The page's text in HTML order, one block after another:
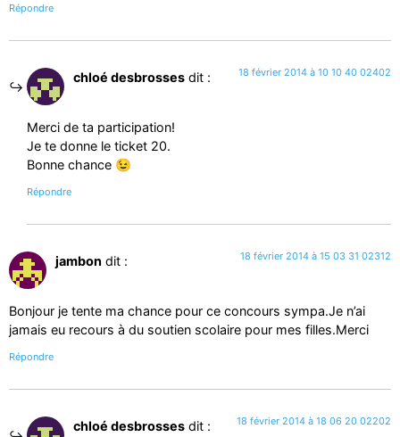
Répondre
chloé desbrosses dit : 18 février 2014 à 10 10 40 02402
Merci de ta participation!
Je te donne le ticket 20.
Bonne chance 😉
Répondre
jambon dit : 18 février 2014 à 15 03 31 02312
Bonjour je tente ma chance pour ce concours sympa.Je n’ai
jamais eu recours à du soutien scolaire pour mes filles.Merci
Répondre
chloé desbrosses dit : 18 février 2014 à 18 06 20 02202